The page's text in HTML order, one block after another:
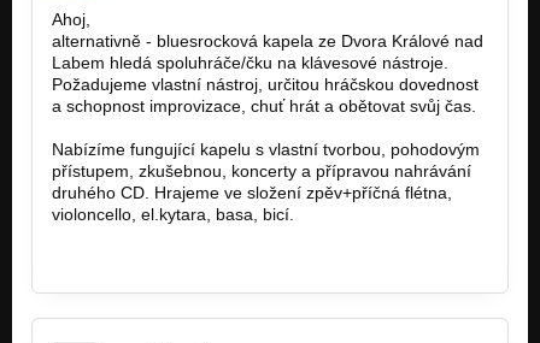
Ahoj,
alternativně - bluesrocková kapela ze Dvora Králové nad
Labem hledá spoluhráče/čku na klávesové nástroje.
Požadujeme vlastní nástroj, určitou hráčskou dovednost
a schopnost improvizace, chuť hrát a obětovat svůj čas.
Nabízíme fungující kapelu s vlastní tvorbou, pohodovým
přístupem, zkušebnou, koncerty a přípravou nahrávání
druhého CD. Hrajeme ve složení zpěv+příčná flétna,
violoncello, el.kytara, basa, bicí.